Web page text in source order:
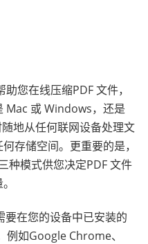
助您在线压缩PDF 文件，
Mac 或 Windows，还是
地从任何联网设备处理文
存储空间。更重要的是，
种模式供您决定PDF 文件
要在您的设备中已安装的
例如Google Chrome、